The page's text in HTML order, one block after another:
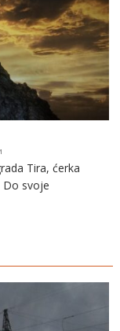
Svеta
vеlikоmučеnica
Tira, ćerka
svоје